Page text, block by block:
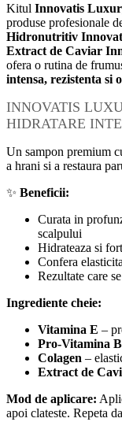
Kitul Innovatis
produse profesionale
Hidronutritiv
Extract de Caviar
ofera o rutina de
intensa, rezistenta si
INNOVATIS
HIDRATARE
Un sampon premium
a hrani si a restaura
✨ Beneficii:
Curata in
scalpului
Hidrateaza si
Confera
Rezultate care
Ingrediente cheie:
Vitamina E –
Pro-Vitamina
Colagen –
Extract de
Mod de aplicare:
apoi clateste. Repeta